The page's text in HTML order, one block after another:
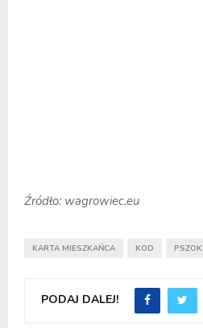
Źródło: wagrowiec.eu
KARTA MIESZKAŃCA KOD PSZOK
PODAJ DALEJ!